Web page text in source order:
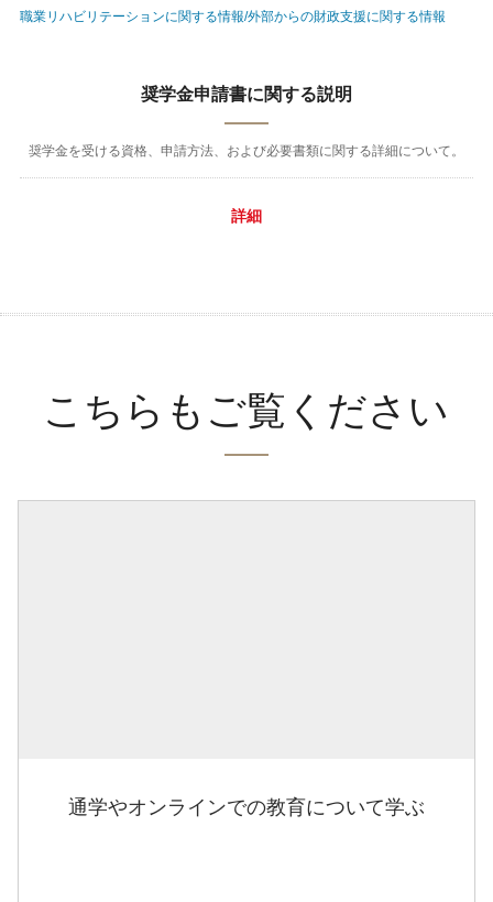
職業リハビリテーションに関する情報/外部からの財政支援に関する情報
奨学金申請書に関する説明
奨学金を受ける資格、申請方法、および必要書類に関する詳細について。
詳細
こちらもご覧ください
通学やオンラインでの教育について学ぶ